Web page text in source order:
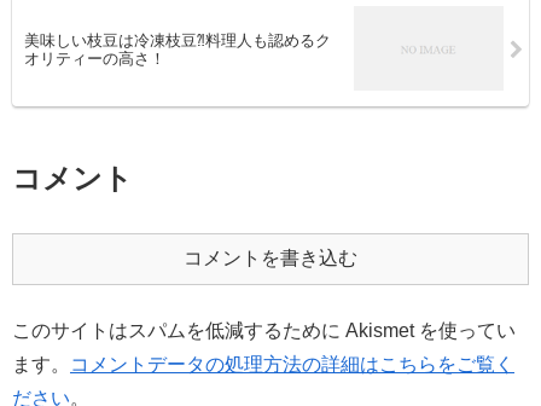
美味しい枝豆は冷凍枝豆⁈料理人も認めるク
オリティーの高さ！
コメント
コメントを書き込む
このサイトはスパムを低減するために Akismet を使ってい
ます。
コメントデータの処理方法の詳細はこちらをご覧く
ださい。